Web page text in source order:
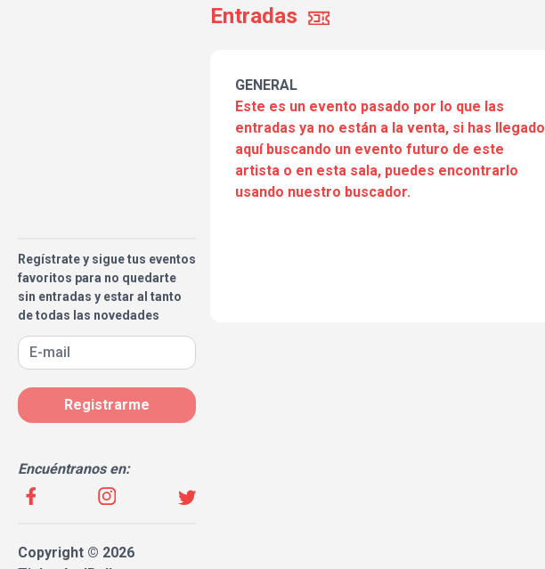
Regístrate y sigue tus eventos
favoritos para no quedarte
sin entradas y estar al tanto
de todas las novedades
Registrarme
Encuéntranos en:
Copyright © 2026
Entradas
GENERAL
Este es un evento pasado por lo que las
entradas ya no están a la venta, si has llegado
aquí buscando un evento futuro de este
artista o en esta sala, puedes encontrarlo
usando nuestro buscador.